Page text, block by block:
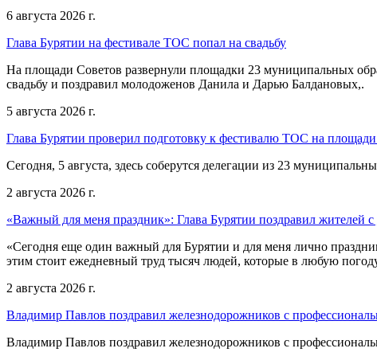
6 августа 2026 г.
Глава Бурятии на фестивале ТОС попал на свадьбу
На площади Советов развернули площадки 23 муниципальных
свадьбу и поздравил молодоженов Данила и Дарью Балдановых,.
5 августа 2026 г.
Глава Бурятии проверил подготовку к фестивалю ТОС на
Сегодня, 5 августа, здесь соберутся делегации из 23
2 августа 2026 г.
«Важный для меня праздник»: Глава Бурятии поздравил жителей
«Сегодня еще один важный для Бурятии и для меня лично
этим стоит ежедневный труд тысяч людей, которые в любую
2 августа 2026 г.
Владимир Павлов поздравил железнодорожников с
Владимир Павлов поздравил железнодорожников с